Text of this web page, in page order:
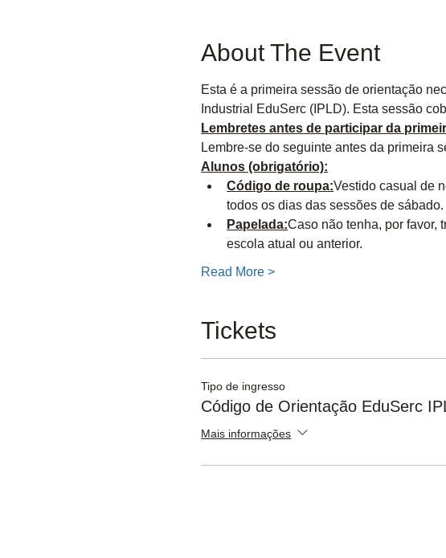
About The Event
Esta é a primeira sessão de orientação
Industrial EduSerc (IPLD). Esta sessão
Lembretes antes de participar da
Lembre-se do seguinte antes da primeira
Alunos (obrigatório):
Código de roupa:Vestido casual de
todos os dias das sessões de sábado.
Papelada:Caso não tenha, por favor,
escola atual ou anterior.
Read More >
Tickets
Tipo de ingresso
Código de Orientação EduSerc
Mais informações